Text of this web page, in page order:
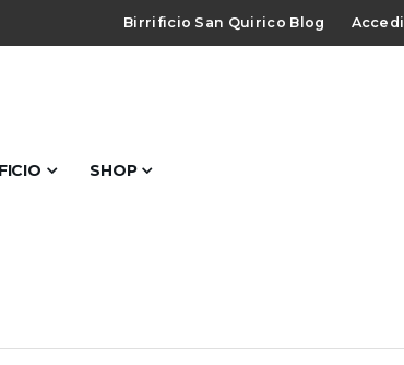
Birrificio San Quirico Blog Accedi
SHOP